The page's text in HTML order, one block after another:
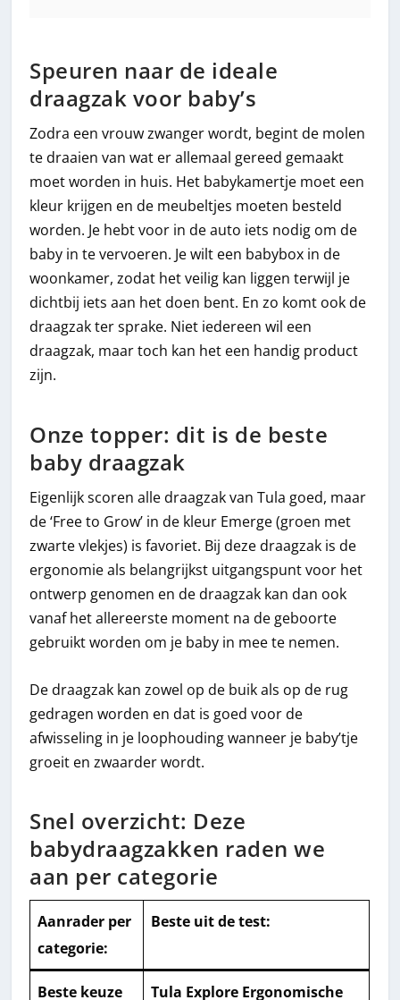
Speuren naar de ideale
draagzak voor baby’s
Zodra een vrouw zwanger wordt, begint de molen
te draaien van wat er allemaal gereed gemaakt
moet worden in huis. Het babykamertje moet een
kleur krijgen en de meubeltjes moeten besteld
worden. Je hebt voor in de auto iets nodig om de
baby in te vervoeren. Je wilt een babybox in de
woonkamer, zodat het veilig kan liggen terwijl je
dichtbij iets aan het doen bent. En zo komt ook de
draagzak ter sprake. Niet iedereen wil een
draagzak, maar toch kan het een handig product
zijn.
Onze topper: dit is de beste
baby draagzak
Eigenlijk scoren alle draagzak van Tula goed, maar
de ‘Free to Grow’ in de kleur Emerge (groen met
zwarte vlekjes) is favoriet. Bij deze draagzak is de
ergonomie als belangrijkst uitgangspunt voor het
ontwerp genomen en de draagzak kan dan ook
vanaf het allereerste moment na de geboorte
gebruikt worden om je baby in mee te nemen.
De draagzak kan zowel op de buik als op de rug
gedragen worden en dat is goed voor de
afwisseling in je loophouding wanneer je baby’tje
groeit en zwaarder wordt.
Snel overzicht: Deze
babydraagzakken raden we
aan per categorie
Aanrader per
categorie:
Beste uit de test:
Beste keuze Tula Explore Ergonomische